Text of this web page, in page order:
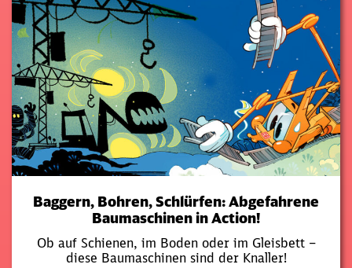
Baggern, Bohren, Schlürfen: Abgefahrene
Baumaschinen in Action!
Ob auf Schienen, im Boden oder im Gleisbett –
diese Baumaschinen sind der Knaller!